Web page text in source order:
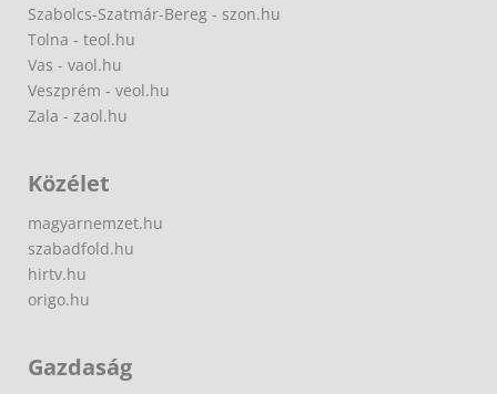
Szabolcs-Szatmár-Bereg - szon.hu
Tolna - teol.hu
Vas - vaol.hu
Veszprém - veol.hu
Zala - zaol.hu
Közélet
magyarnemzet.hu
szabadfold.hu
hirtv.hu
origo.hu
Gazdaság